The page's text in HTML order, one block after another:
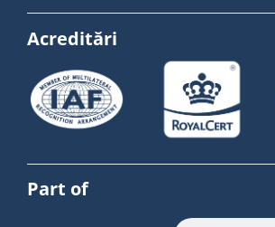
Acreditări
Part of